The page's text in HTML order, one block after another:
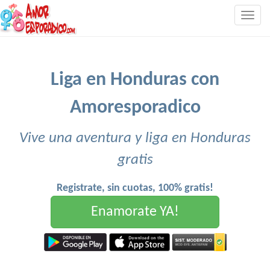
Liga en Honduras con
Amoresporadico
Vive una aventura y liga en Honduras
gratis
Registrate, sin cuotas, 100% gratis!
Enamorate YA!